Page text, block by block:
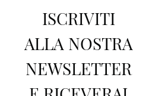
ISCRIVITI
ALLA NOSTRA
NEWSLETTER